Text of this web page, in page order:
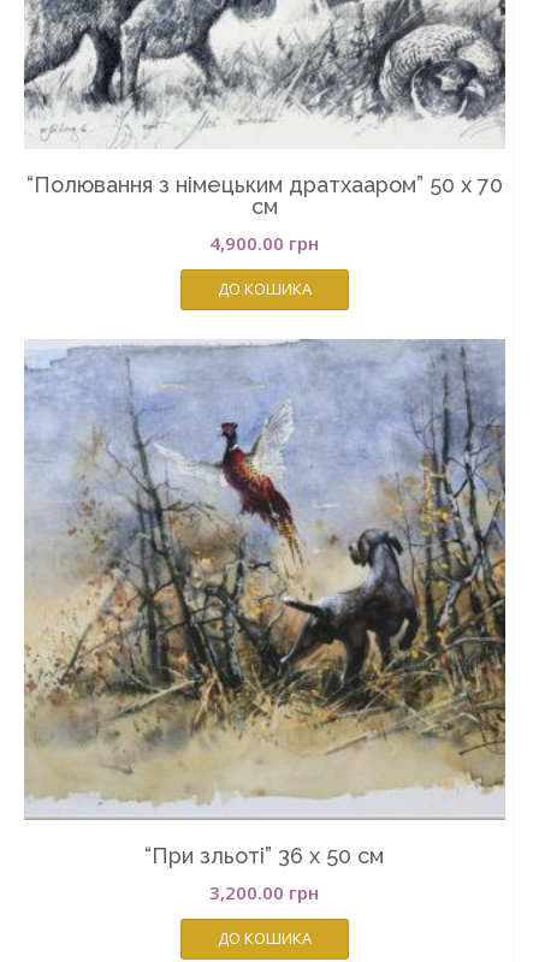
“Полювання з німецьким дратхааром” 50 х 70
см
4,900.00 грн
ДО КОШИКА
“При зльоті” 36 х 50 см
3,200.00 грн
ДО КОШИКА